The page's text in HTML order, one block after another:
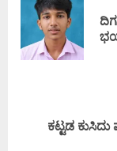
ಕಟ್ಟಡ